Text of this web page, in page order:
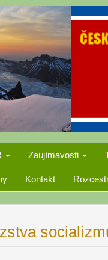
Zaujímavosti
Kontakt